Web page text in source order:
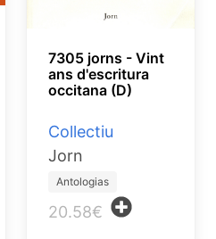
7305 jorns - Vint
ans d'escritura
occitana (D)
Collectiu
Jorn
Antologias
20.58€